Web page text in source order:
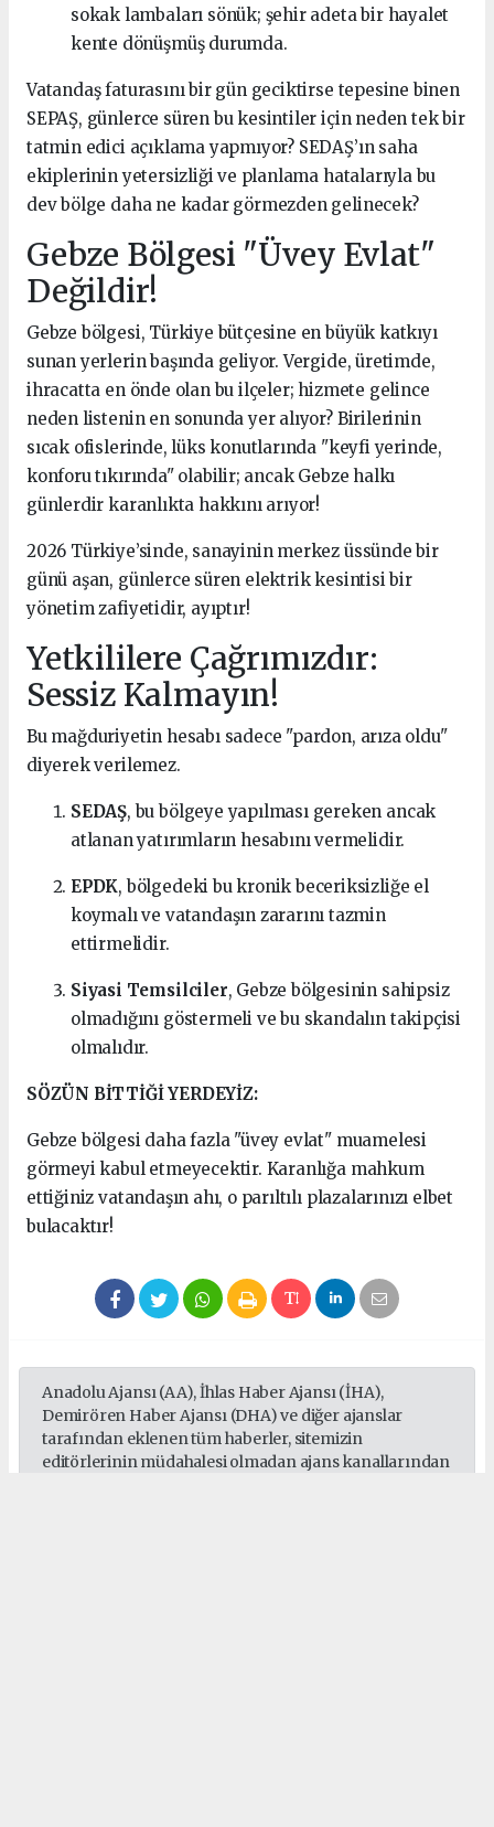
sokak lambaları sönük; şehir adeta bir hayalet
kente dönüşmüş durumda.
Vatandaş faturasını bir gün geciktirse tepesine binen
SEPAŞ, günlerce süren bu kesintiler için neden tek bir
tatmin edici açıklama yapmıyor? SEDAŞ’ın saha
ekiplerinin yetersizliği ve planlama hatalarıyla bu
dev bölge daha ne kadar görmezden gelinecek?
Gebze Bölgesi "Üvey Evlat"
Değildir!
Gebze bölgesi, Türkiye bütçesine en büyük katkıyı
sunan yerlerin başında geliyor. Vergide, üretimde,
ihracatta en önde olan bu ilçeler; hizmete gelince
neden listenin en sonunda yer alıyor? Birilerinin
sıcak ofislerinde, lüks konutlarında "keyfi yerinde,
konforu tıkırında" olabilir; ancak Gebze halkı
günlerdir karanlıkta hakkını arıyor!
2026 Türkiye’sinde, sanayinin merkez üssünde bir
günü aşan, günlerce süren elektrik kesintisi bir
yönetim zafiyetidir, ayıptır!
Yetkililere Çağrımızdır:
Sessiz Kalmayın!
Bu mağduriyetin hesabı sadece "pardon, arıza oldu"
diyerek verilemez.
SEDAŞ, bu bölgeye yapılması gereken ancak
atlanan yatırımların hesabını vermelidir.
EPDK, bölgedeki bu kronik beceriksizliğe el
koymalı ve vatandaşın zararını tazmin
ettirmelidir.
Siyasi Temsilciler, Gebze bölgesinin sahipsiz
olmadığını göstermeli ve bu skandalın takipçisi
olmalıdır.
SÖZÜN BİTTİĞİ YERDEYİZ:
Gebze bölgesi daha fazla "üvey evlat" muamelesi
görmeyi kabul etmeyecektir. Karanlığa mahkum
ettiğiniz vatandaşın ahı, o parıltılı plazalarınızı elbet
bulacaktır!
Anadolu Ajansı (AA), İhlas Haber Ajansı (İHA),
Demirören Haber Ajansı (DHA) ve diğer ajanslar
tarafından eklenen tüm haberler, sitemizin
editörlerinin müdahalesi olmadan ajans kanallarından